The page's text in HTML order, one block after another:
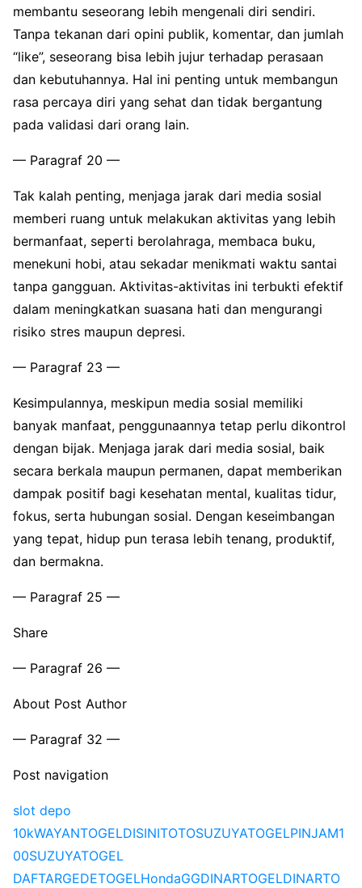
membantu seseorang lebih mengenali diri sendiri.
Tanpa tekanan dari opini publik, komentar, dan jumlah
“like”, seseorang bisa lebih jujur terhadap perasaan
dan kebutuhannya. Hal ini penting untuk membangun
rasa percaya diri yang sehat dan tidak bergantung
pada validasi dari orang lain.
— Paragraf 20 —
Tak kalah penting, menjaga jarak dari media sosial
memberi ruang untuk melakukan aktivitas yang lebih
bermanfaat, seperti berolahraga, membaca buku,
menekuni hobi, atau sekadar menikmati waktu santai
tanpa gangguan. Aktivitas-aktivitas ini terbukti efektif
dalam meningkatkan suasana hati dan mengurangi
risiko stres maupun depresi.
— Paragraf 23 —
Kesimpulannya, meskipun media sosial memiliki
banyak manfaat, penggunaannya tetap perlu dikontrol
dengan bijak. Menjaga jarak dari media sosial, baik
secara berkala maupun permanen, dapat memberikan
dampak positif bagi kesehatan mental, kualitas tidur,
fokus, serta hubungan sosial. Dengan keseimbangan
yang tepat, hidup pun terasa lebih tenang, produktif,
dan bermakna.
— Paragraf 25 —
Share
— Paragraf 26 —
About Post Author
— Paragraf 32 —
Post navigation
slot depo
10kWAYANTOGELDISINITOTOSUZUYATOGELPINJAM1
00SUZUYATOGEL
DAFTARGEDETOGELHondaGGDINARTOGELDINARTO